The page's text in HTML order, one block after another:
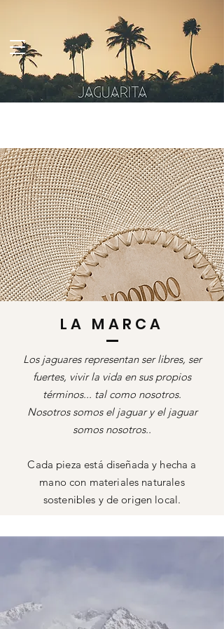
LA MARCA
Los jaguares representan ser libres, ser
fuertes, vivir la vida en sus propios
términos... tal como nosotros.
Nosotros somos el jaguar y el jaguar
somos nosotros..
Cada pieza está diseñada y hecha a
mano con materiales naturales
sostenibles y de origen local.